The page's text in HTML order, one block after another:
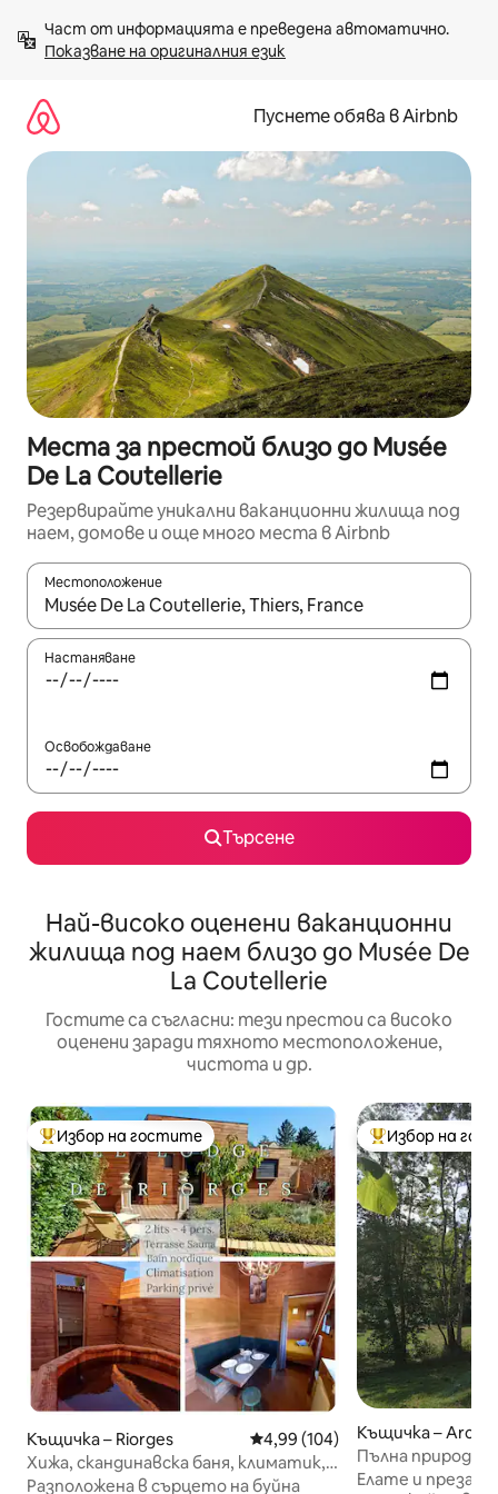
към
съдържанието
Показване на оригиналния език
Пуснете обява в Airbnb
Места за престой близо до Musée
De La Coutellerie
Резервирайте уникални ваканционни жилища под
наем, домове и още много места в Airbnb
Местоположение
Когато резултатите се покажат, използвайте
Настаняване
Освобождаване
Търсене
Най-високо оценени ваканционни
жилища под наем близо до Musée De
La Coutellerie
Гостите са съгласни: тези престои са високо
оценени заради тяхното местоположение,
чистота и др.
Най-популярен избор на гостите
Избор на гостите
Къщичка – Riorges Средна оценка: 4,99 от 5,
4,99 (104)
Хижа, скандинавска баня, климатик,
частен паркинг
Разположена в сърцето на буйна
Най-популярен
Избор на
Къщичка –
Пълна природа,
Елате и